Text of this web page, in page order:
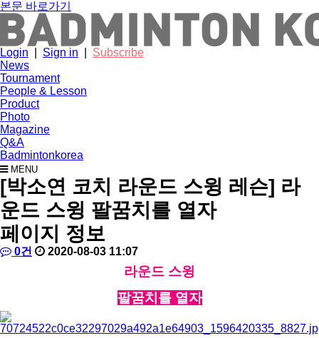
본문 바로가기
Login Sign in
Subscribe
News
Tournament
People & Lesson
Product
Photo
Magazine
Q&A
Badmintonkorea
MENU
people
[박소연 코치 라운드 스윙 레슨] 라
운드 스윙 팔꿈치를 열자
페이지 정보
작
배
리
아
댓 0건 작 2020-08-03 11:07
라운드 스윙
팔꿈치를 열자